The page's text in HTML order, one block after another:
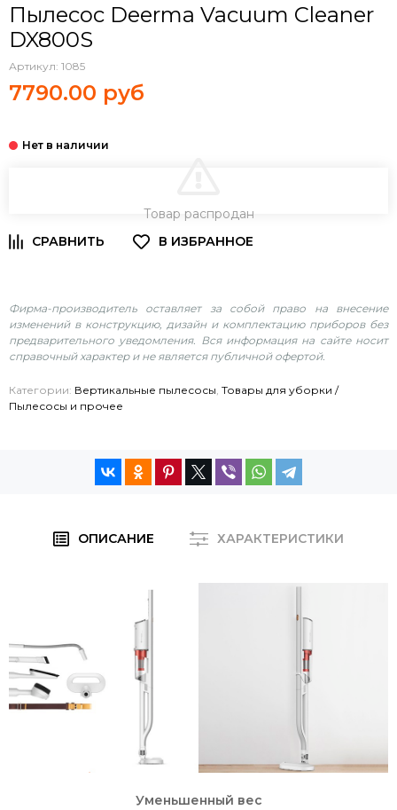
Пылесос Deerma Vacuum Cleaner
DX800S
Артикул: 1085
7790.00 руб
Товар распродан
Фирма-производитель оставляет за собой право на внесение
изменений в конструкцию, дизайн и комплектацию приборов без
предварительного уведомления. Вся информация на сайте носит
справочный характер и не является публичной офертой.
Категории: Вертикальные пылесосы, Товары для уборки /
Пылесосы и прочее
ОПИСАНИЕ ХАРАКТЕРИСТИКИ
Уменьшенный вес